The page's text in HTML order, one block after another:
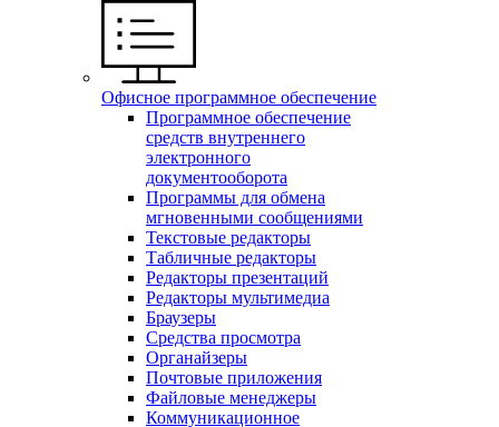
Офисное программное обеспечение
Программное обеспечение
средств внутреннего
электронного
документооборота
Программы для обмена
мгновенными сообщениями
Текстовые редакторы
Табличные редакторы
Редакторы презентаций
Редакторы мультимедиа
Браузеры
Средства просмотра
Органайзеры
Почтовые приложения
Файловые менеджеры
Коммуникационное